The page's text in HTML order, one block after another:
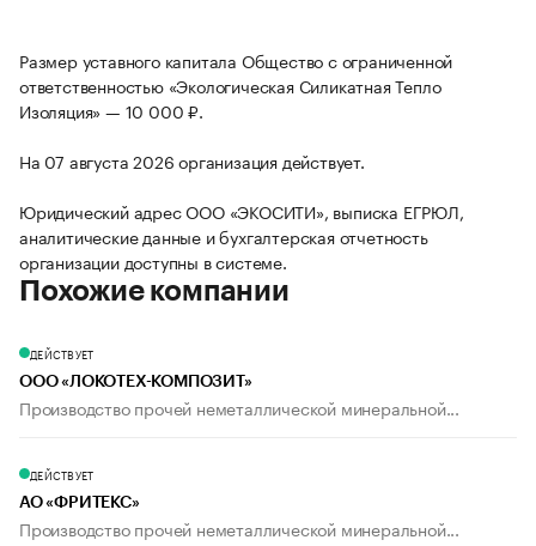
Размер уставного капитала Общество с ограниченной
ответственностью «Экологическая Силикатная Тепло
Изоляция» — 10 000 ₽.
На 07 августа 2026 организация действует.
Юридический адрес ООО «ЭКОСИТИ», выписка ЕГРЮЛ,
аналитические данные и бухгалтерская отчетность
организации доступны в системе.
Похожие компании
ДЕЙСТВУЕТ
ООО «ЛОКОТЕХ-КОМПОЗИТ»
Производство прочей неметаллической минеральной...
ДЕЙСТВУЕТ
АО «ФРИТЕКС»
Производство прочей неметаллической минеральной...